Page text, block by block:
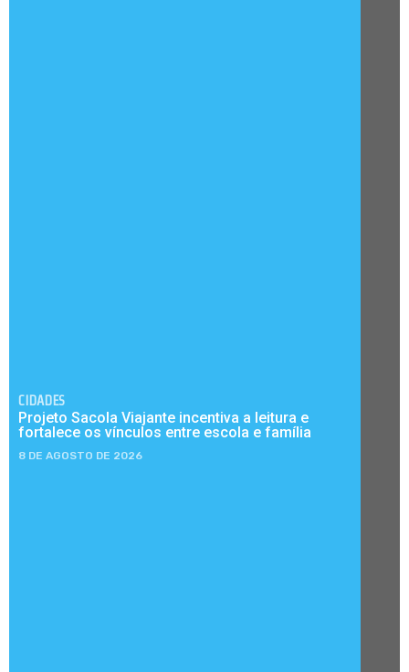
CIDADES
Projeto Sacola Viajante incentiva a leitura e
fortalece os vínculos entre escola e família
8 DE AGOSTO DE 2026